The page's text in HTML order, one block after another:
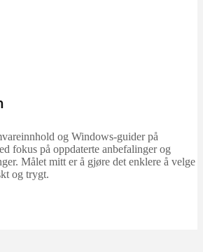
og Windows-guider på
fokus på oppdaterte anbefalinger og
Målet mitt er å gjøre det enklere å velge
og trygt.